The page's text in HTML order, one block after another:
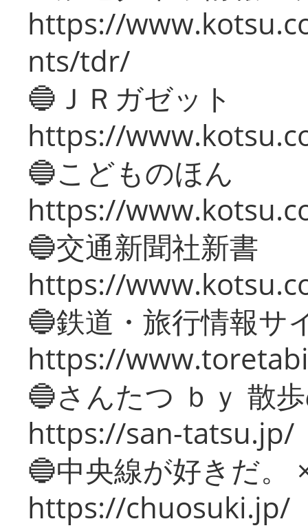
https://
nts/tdr/
🔵ＪＲガゼット
https://
🔵こどものほん
https://
🔵交通新聞社新書
https://
🔵鉄道・旅行情報サ
https://
🔵さんたつ ｂｙ 散
https://san-tatsu.jp/
🔵中央線が好きだ。
https://chuosuki.jp/